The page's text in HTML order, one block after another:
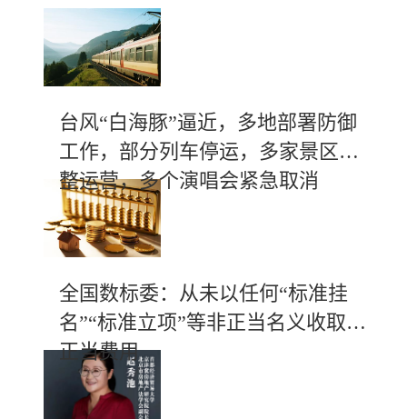
台风“白海豚”逼近，多地部署防御
工作，部分列车停运，多家景区调
整运营，多个演唱会紧急取消
全国数标委：从未以任何“标准挂
名”“标准立项”等非正当名义收取不
正当费用